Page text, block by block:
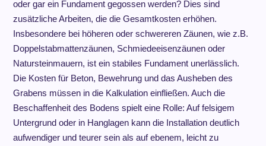
oder gar ein Fundament gegossen werden? Dies sind
zusätzliche Arbeiten, die die Gesamtkosten erhöhen.
Insbesondere bei höheren oder schwereren Zäunen, wie z.B.
Doppelstabmattenzäunen, Schmiedeeisenzäunen oder
Natursteinmauern, ist ein stabiles Fundament unerlässlich.
Die Kosten für Beton, Bewehrung und das Ausheben des
Grabens müssen in die Kalkulation einfließen. Auch die
Beschaffenheit des Bodens spielt eine Rolle: Auf felsigem
Untergrund oder in Hanglagen kann die Installation deutlich
aufwendiger und teurer sein als auf ebenem, leicht zu